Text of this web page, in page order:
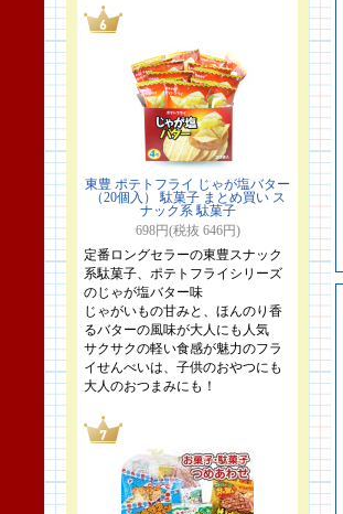
東豊 ポテトフライ じゃが塩バター
（20個入） 駄菓子 まとめ買い ス
ナック系 駄菓子
698円(税抜 646円)
定番ロングセラーの東豊スナック
系駄菓子、ポテトフライシリーズ
のじゃが塩バター味
じゃがいもの甘みと、ほんのり香
るバターの風味が大人にも人気
サクサクの軽い食感が魅力のフラ
イせんべいは、子供のおやつにも
大人のおつまみにも！